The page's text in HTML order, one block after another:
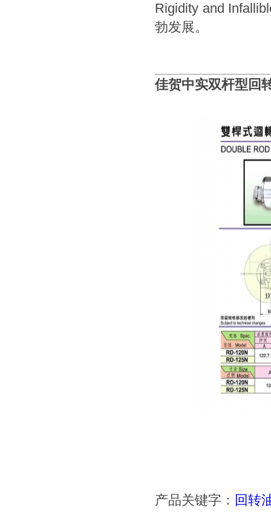
Rigidity and
勃发展。
佳贺中实双杆型回
产品关键字： 回转